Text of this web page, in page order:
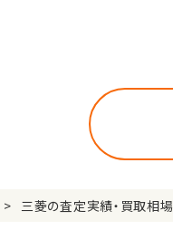
三菱の査定実績・買取相場